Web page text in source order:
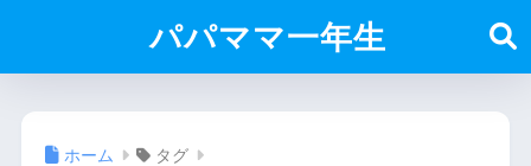
パパママ一年生
ホーム タグ